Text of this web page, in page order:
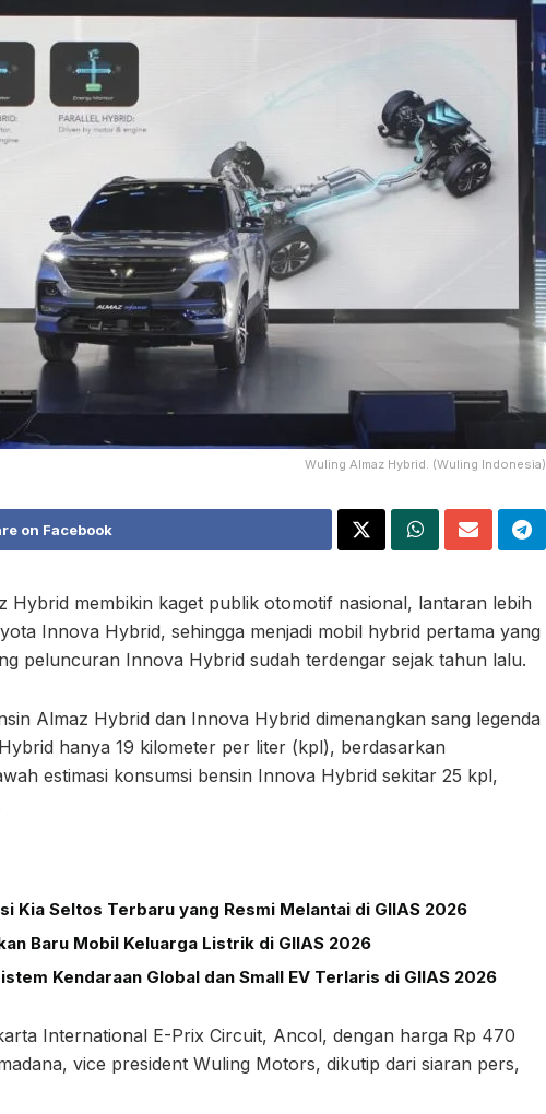
Wuling Almaz Hybrid. (Wuling Indonesia)
on Facebook
Hybrid membikin kaget publik otomotif nasional, lantaran lebih
Innova Hybrid, sehingga menjadi mobil hybrid pertama yang
peluncuran Innova Hybrid sudah terdengar sejak tahun lalu.
Almaz Hybrid dan Innova Hybrid dimenangkan sang legenda
hanya 19 kilometer per liter (kpl), berdasarkan
estimasi konsumsi bensin Innova Hybrid sekitar 25 kpl,
Kia Seltos Terbaru yang Resmi Melantai di GIIAS 2026
Baru Mobil Keluarga Listrik di GIIAS 2026
Kendaraan Global dan Small EV Terlaris di GIIAS 2026
International E-Prix Circuit, Ancol, dengan harga Rp 470
vice president Wuling Motors, dikutip dari siaran pers,